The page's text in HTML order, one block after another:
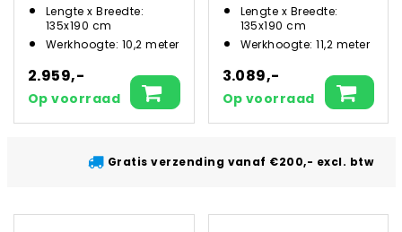
Lengte x Breedte:
135x190 cm
Werkhoogte: 10,2 meter
2.959,-
Op voorraad
Lengte x Breedte:
135x190 cm
Werkhoogte: 11,2 meter
3.089,-
Op voorraad
Gratis verzending vanaf €200,- excl. btw